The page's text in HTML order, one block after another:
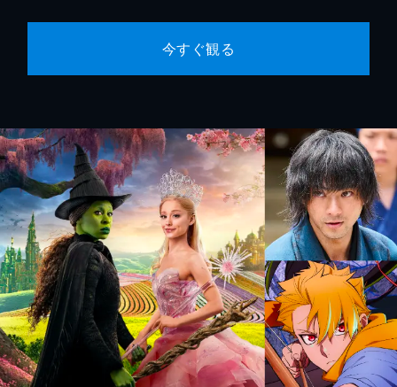
今すぐ観る